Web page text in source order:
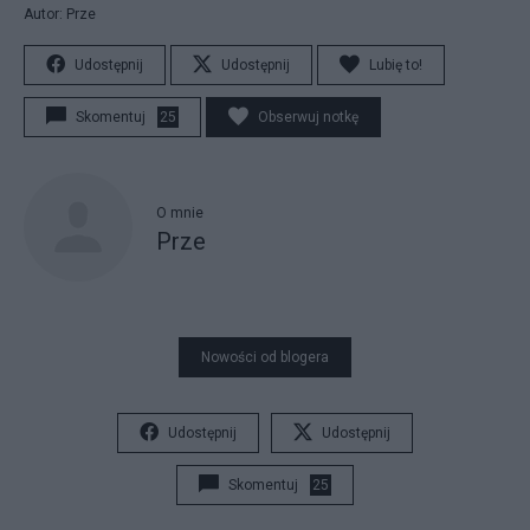
Autor: Prze
Udostępnij Udostępnij Lubię to!
Skomentuj 25 Obserwuj notkę
O mnie
Prze
Nowości od blogera
Udostępnij Udostępnij
Skomentuj 25